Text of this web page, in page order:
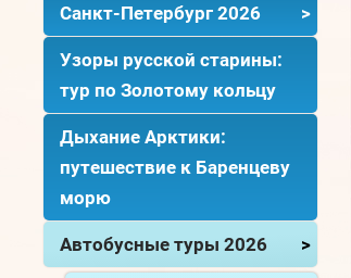
Санкт-Петербург 2026
Узоры русской старины:
тур по Золотому кольцу
Дыхание Арктики:
путешествие к Баренцеву
морю
Автобусные туры 2026